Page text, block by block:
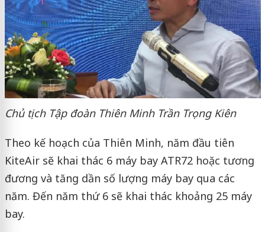
Chủ tịch Tập đoàn Thiên Minh Trần Trọng Kiên
Theo kế hoạch của Thiên Minh, năm đầu tiên
KiteAir sẽ khai thác 6 máy bay ATR72 hoặc tương
đương và tăng dần số lượng máy bay qua các
năm. Đến năm thứ 6 sẽ khai thác khoảng 25 máy
bay.